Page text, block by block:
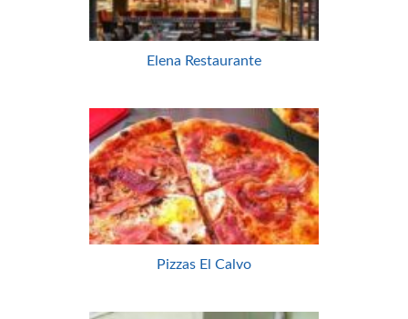
Elena Restaurante
Pizzas El Calvo